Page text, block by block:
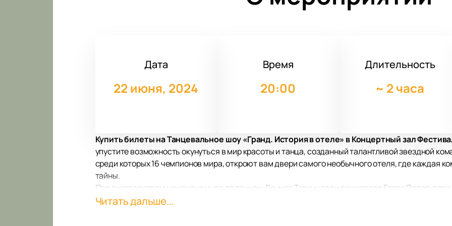
Дата
22 июня, 2024
Время
20:00
Длительность
~ 2 часа
Купить билеты на Танцевальное шоу «Гранд. История в отеле» в Концертный зал
упустите возможность окунуться в мир красоты и танца, созданный талантливой звездной
среди которых 16 чемпионов мира, откроют вам двери самого необычного отеля, где каждая
тайны.
Под руководством чемпиона мира по танцам Дениса Тагинцева и режиссера Егора Перегудова,
посторонних глаз. А мировые хиты от ABBA и Рики Мартина до «Охотников за привидениями» и
Читать дальше...